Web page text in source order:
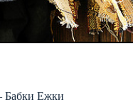
Бабки Ежки